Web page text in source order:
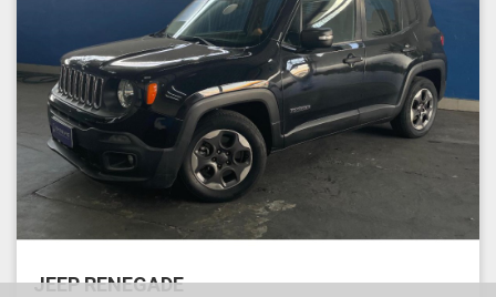
JEEP RENEGADE